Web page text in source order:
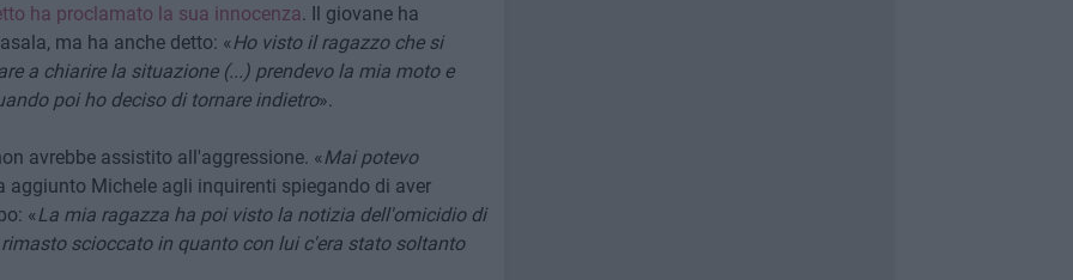
ha proclamato la sua innocenza. Il giovane ha
ma ha anche detto: «Ho visto il ragazzo che si
a chiarire la situazione (...) prendevo la mia moto e
poi ho deciso di tornare indietro».
avrebbe assistito all'aggressione. «Mai potevo
aggiunto Michele agli inquirenti spiegando di aver
«La mia ragazza ha poi visto la notizia dell'omicidio di
scioccato in quanto con lui c'era stato soltanto